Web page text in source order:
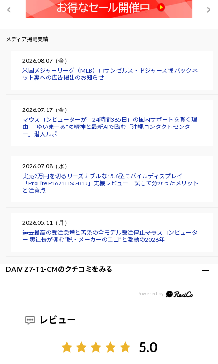
メディア掲載実績
2026.08.07（金）
米国メジャーリーグ（MLB）ロサンゼルス・ドジャース戦 バックネ
ット裏への広告掲出のお知らせ
2026.07.17（金）
マウスコンピューターが「24時間365日」の国内サポートを貫く理
由 “ゆいまーる”の精神と最新AIで臨む「沖縄コンタクトセンタ
ー」潜入ルポ
2026.07.08（水）
実売2万円を切るリーズナブルな15.6型モバイルディスプレイ
「ProLite P1671HSC-B1J」実機レビュー 試して分かったメリット
と注意点
2026.05.11（月）
過去最高の受注急増と苦渋の全モデル受注停止――マウスコンピュータ
ー 軣社長が挑む“脱・メーカーのエゴ”と激動の2026年
DAIV Z7-T1-CMのクチコミをみる
レビュー
5.0